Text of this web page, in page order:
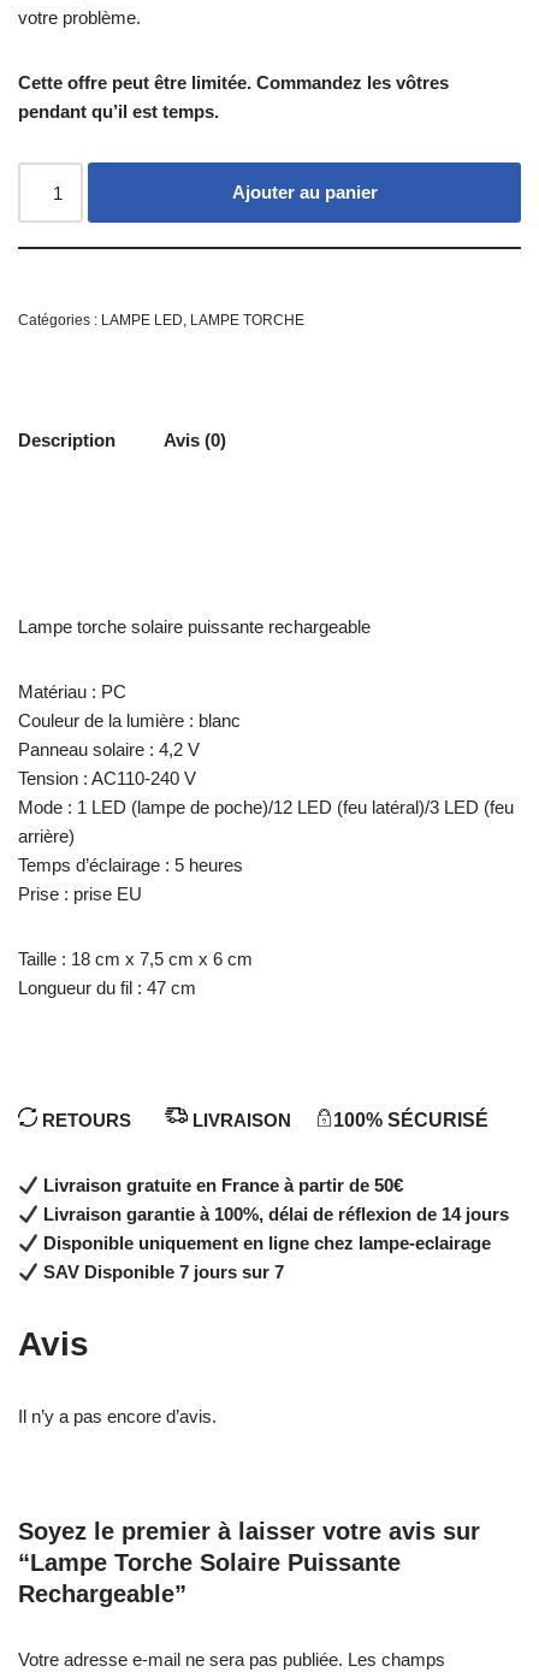
votre problème.
Cette offre peut être limitée. Commandez les vôtres
pendant qu’il est temps.
Ajouter au panier
Catégories : LAMPE LED, LAMPE TORCHE
Description Avis (0)
Lampe torche solaire puissante rechargeable
Matériau : PC
Couleur de la lumière : blanc
Panneau solaire : 4,2 V
Tension : AC110-240 V
Mode : 1 LED (lampe de poche)/12 LED (feu latéral)/3 LED (feu
arrière)
Temps d’éclairage : 5 heures
Prise : prise EU
Taille : 18 cm x 7,5 cm x 6 cm
Longueur du fil : 47 cm
RETOURS LIVRAISON 100% SÉCURISÉ
Livraison gratuite en France à partir de 50€
Livraison garantie à 100%, délai de réflexion de 14 jours
Disponible uniquement en ligne chez lampe-eclairage
SAV Disponible 7 jours sur 7
Avis
Il n’y a pas encore d’avis.
Soyez le premier à laisser votre avis sur
“Lampe Torche Solaire Puissante
Rechargeable”
Votre adresse e-mail ne sera pas publiée. Les champs